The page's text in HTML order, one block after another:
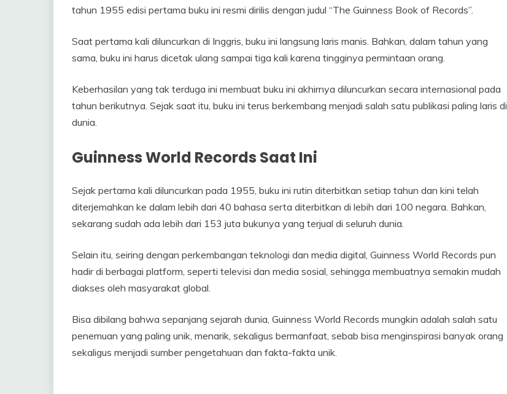
tahun 1955 edisi pertama buku ini resmi dirilis dengan judul “The Guinness Book of Records”.
Saat pertama kali diluncurkan di Inggris, buku ini langsung laris manis. Bahkan, dalam tahun yang
sama, buku ini harus dicetak ulang sampai tiga kali karena tingginya permintaan orang.
Keberhasilan yang tak terduga ini membuat buku ini akhirnya diluncurkan secara internasional pada
tahun berikutnya. Sejak saat itu, buku ini terus berkembang menjadi salah satu publikasi paling laris di
dunia.
Guinness World Records Saat Ini
Sejak pertama kali diluncurkan pada 1955, buku ini rutin diterbitkan setiap tahun dan kini telah
diterjemahkan ke dalam lebih dari 40 bahasa serta diterbitkan di lebih dari 100 negara. Bahkan,
sekarang sudah ada lebih dari 153 juta bukunya yang terjual di seluruh dunia.
Selain itu, seiring dengan perkembangan teknologi dan media digital, Guinness World Records pun
hadir di berbagai platform, seperti televisi dan media sosial, sehingga membuatnya semakin mudah
diakses oleh masyarakat global.
Bisa dibilang bahwa sepanjang sejarah dunia, Guinness World Records mungkin adalah salah satu
penemuan yang paling unik, menarik, sekaligus bermanfaat, sebab bisa menginspirasi banyak orang
sekaligus menjadi sumber pengetahuan dan fakta-fakta unik.